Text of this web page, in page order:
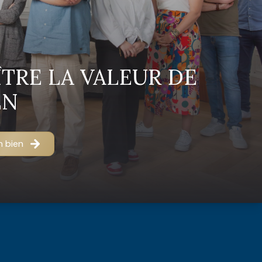
LA VALEUR DE
bien